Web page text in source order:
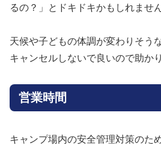
るの？」とドキドキかもしれません
天候や子どもの体調が変わりそう
キャンセルしないで良いので助か
営業時間
キャンプ場内の安全管理対策のた